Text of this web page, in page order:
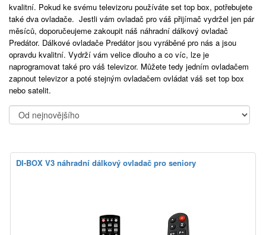
kvalitní. Pokud ke svému televizoru používáte set top box, potřebujete
také dva ovladače. Jestli vám ovladač pro váš přijímač vydržel jen pár
měsíců, doporučeujeme zakoupit náš náhradní dálkový ovladač
Predátor. Dálkové ovladače Predátor jsou vyráběné pro nás a jsou
opravdu kvalitní. Vydrží vám velice dlouho a co víc, lze je
naprogramovat také pro váš televizor. Můžete tedy jedním ovladačem
zapnout televizor a poté stejným ovladačem ovládat váš set top box
nebo satelit.
DI-BOX V3 náhradní dálkový ovladač pro seniory